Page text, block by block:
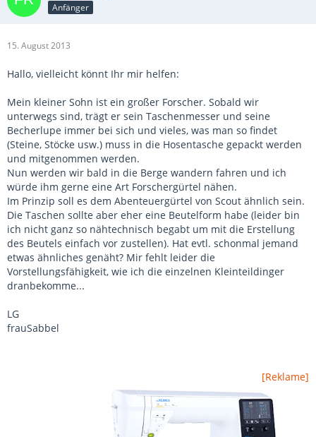
Anfänger
15. August 2013
Hallo, vielleicht könnt Ihr mir helfen:
Mein kleiner Sohn ist ein großer Forscher. Sobald wir
unterwegs sind, trägt er sein Taschenmesser und seine
Becherlupe immer bei sich und vieles, was man so findet
(Steine, Stöcke usw.) muss in die Hosentasche gepackt werden
und mitgenommen werden.
Nun werden wir bald in die Berge wandern fahren und ich
würde ihm gerne eine Art Forschergürtel nähen.
Im Prinzip soll es dem Abenteuergürtel von Scout ähnlich sein.
Die Taschen sollte aber eher eine Beutelform habe (leider bin
ich nicht ganz so nähtechnisch begabt um mit die Erstellung
des Beutels einfach vor zustellen). Hat evtl. schonmal jemand
etwas ähnliches genäht? Mir fehlt leider die
Vorstellungsfähigkeit, wie ich die einzelnen Kleinteildinger
dranbekomme...
LG
frauSabbel
[Reklame]